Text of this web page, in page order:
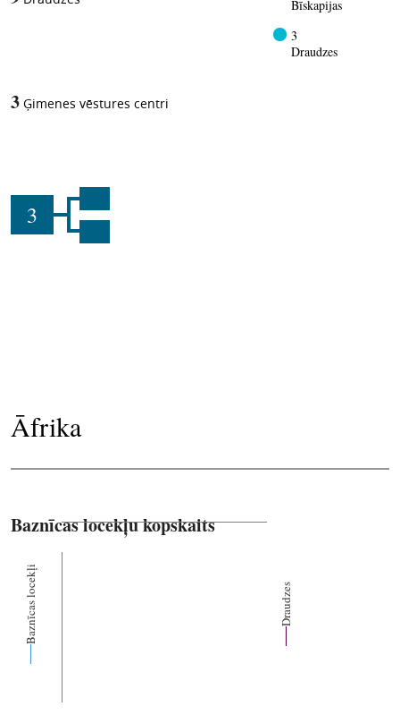
Bīskapijas
3
Draudzes
3 Ģimenes vēstures centri
3
Āfrika
Baznīcas locekļu kopskaits
Baznīcas locekļi Draudzes